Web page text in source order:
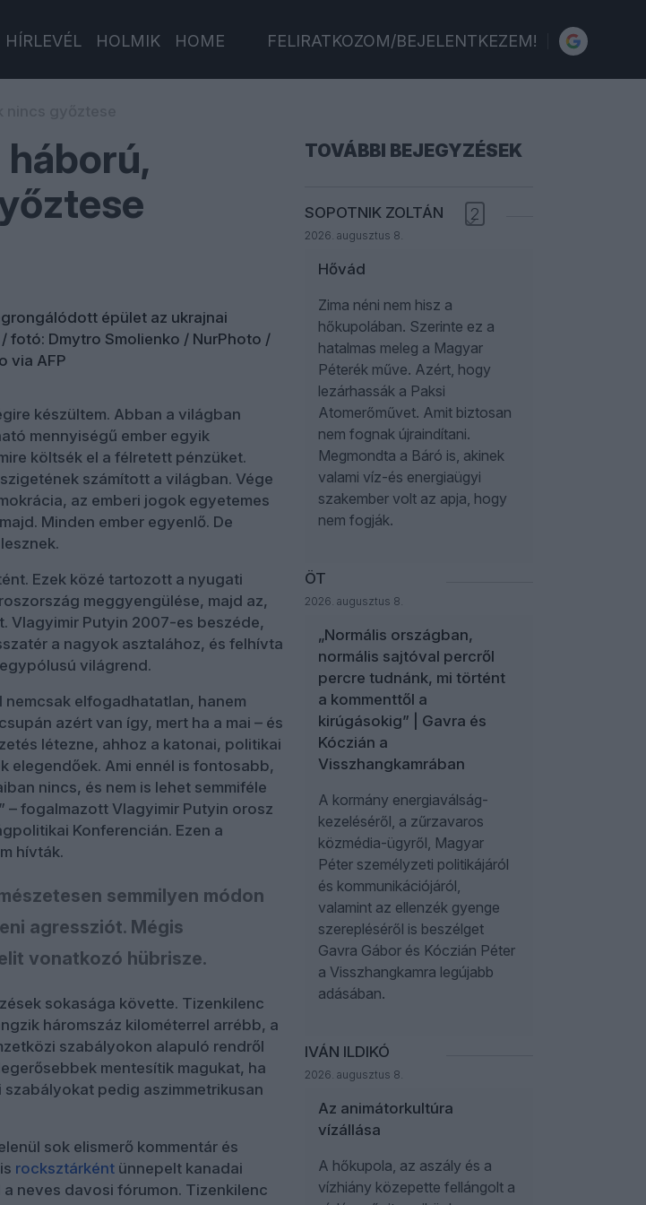
HÍRLEVÉL HOLMIK HOME FELIRATKOZOM/BEJELENTKEZEM!
készültem. Abban a világban
mennyiségű ember egyik
költsék el a félretett pénzüket.
számított a világban. Vége
az emberi jogok egyetemes
Minden ember egyenlő. De
Ezek közé tartozott a nyugati
meggyengülése, majd az,
Vlagyimir Putyin 2007-es beszéde,
a nagyok asztalához, és felhívta
világrend.
elfogadhatatlan, hanem
azért van így, mert ha a mai – és
létezne, ahhoz a katonai, politikai
elegendőek. Ami ennél is fontosabb,
nincs, és nem is lehet semmiféle
– fogalmazott Vlagyimir Putyin orosz
Konferencián. Ezen a
hívták.
semmilyen módon
agressziót. Mégis
vonatkozó hübrisze.
sokasága követte. Tizenkilenc
háromszáz kilométerrel arrébb, a
szabályokon alapuló rendről
mentesítik magukat, ha
pedig aszimmetrikusan
sok elismerő kommentár és
rocksztárként ünnepelt kanadai
neves davosi fórumon. Tizenkilenc
TOVÁBBI BEJEGYZÉSEK
SOPOTNIK ZOLTÁN
2026. augusztus 8.
2
Hővád
Zima néni nem hisz a
hőkupolában. Szerinte ez a
hatalmas meleg a Magyar
Péterék műve. Azért, hogy
lezárhassák a Paksi
Atomerőművet. Amit biztosan
nem fognak újraindítani.
Megmondta a Báró is, akinek
valami víz-és energiaügyi
szakember volt az apja, hogy
nem fogják.
ÖT
2026. augusztus 8.
„Normális országban,
normális sajtóval percről
percre tudnánk, mi történt
a kommenttől a
kirúgásokig” | Gavra és
Kóczián a
Visszhangkamrában
A kormány energiaválság-
kezeléséről, a zűrzavaros
közmédia-ügyről, Magyar
Péter személyzeti politikájáról
és kommunikációjáról,
valamint az ellenzék gyenge
szerepléséről is beszélget
Gavra Gábor és Kóczián Péter
a Visszhangkamra legújabb
adásában.
IVÁN ILDIKÓ
2026. augusztus 8.
Az animátorkultúra
vízállása
A hőkupola, az aszály és a
vízhiány közepette fellángolt a